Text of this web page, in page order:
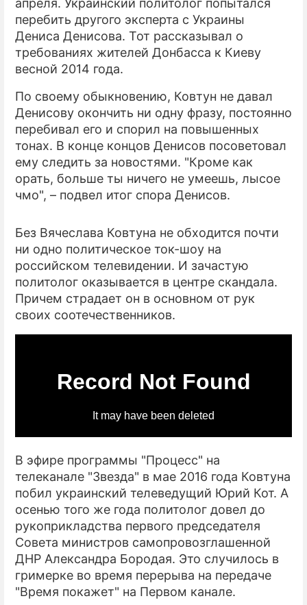
ПРЕСС-РЕЛИЗЫ
О ПРОЕКТЕ
апреля. Украинский политолог попытался
перебить другого эксперта с Украины
Дениса Денисова. Тот рассказывал о
требованиях жителей Донбасса к Киеву
весной 2014 года.
По своему обыкновению, Ковтун не давал
Денисову окончить ни одну фразу, постоянно
перебивал его и спорил на повышенных
тонах. В конце концов Денисов посоветовал
ему следить за новостями. "Кроме как
орать, больше ты ничего не умеешь, лысое
чмо", – подвел итог спора Денисов.
Без Вячеслава Ковтуна не обходится почти
ни одно политическое ток-шоу на
российском телевидении. И зачастую
политолог оказывается в центре скандала.
Причем страдает он в основном от рук
своих соотечественников.
В эфире программы "Процесс" на
телеканале "Звезда" в мае 2016 года Ковтуна
побил украинский телеведущий Юрий Кот. А
осенью того же года политолог довел до
рукоприкладства первого председателя
Совета министров самопровозглашенной
ДНР Александра Бородая. Это случилось в
гримерке во время перерыва на передаче
"Время покажет" на Первом канале.